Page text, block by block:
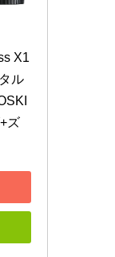
X1
ル
ズ